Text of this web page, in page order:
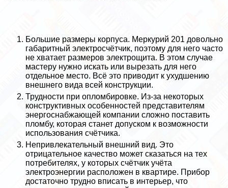
Большие размеры корпуса. Меркурий 201 довольно
габаритный электросчётчик, поэтому для него часто
не хватает размеров электрощита. В этом случае
мастеру нужно искать или вырезать для него
отдельное место. Всё это приводит к ухудшению
внешнего вида всей конструкции.
Трудности при опломбировке. Из-за некоторых
конструктивных особенностей представителям
энергоснабжающей компании сложно поставить
пломбу, которая станет допуском к возможности
использования счётчика.
Непривлекательный внешний вид. Это
отрицательное качество может сказаться на тех
потребителях, у которых счётчик учёта
электроэнергии расположен в квартире. Прибор
достаточно трудно вписать в интерьер, что